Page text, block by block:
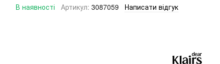
В наявності Артикул: 3087059 Написати відгук